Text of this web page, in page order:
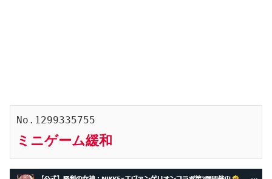
No.1299335755
ミニゲーム緩和